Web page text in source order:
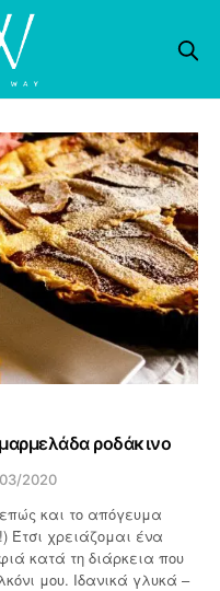
ροδάκινο
2020
και το απόγευμα
Έτσι χρειάζομαι ένα
κατά τη διάρκεια που
μου. Ιδανικά γλυκά –